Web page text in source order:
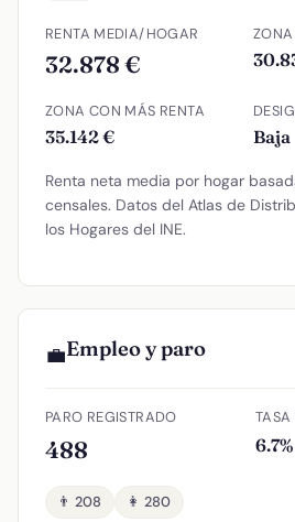
RENTA MEDIA/HOGAR
32.878 €
ZONA
ZONA CON MÁS RENTA
35.142 € Baja
Renta neta media por hogar
censales. Datos del Atlas de
los Hogares del INE.
💼Empleo y paro
PARO REGISTRADO
488
TASA
6.7%
👨 208 👩 280